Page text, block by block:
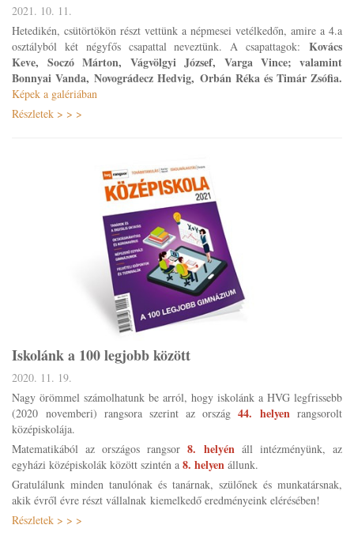
2021. 10. 11.
Hetedikén, csütörtökön részt vettünk a népmesei vetélkedőn, amire a 4.a
osztályból két négyfős csapattal neveztünk. A csapattagok: Kovács
Keve, Soczó Márton, Vágvölgyi József, Varga Vince; valamint
Bonnyai Vanda, Novográdecz Hedvig, Orbán Réka és Timár Zsófia.
Képek a galériában
Részletek > > >
Iskolánk a 100 legjobb között
2020. 11. 19.
Nagy örömmel számolhatunk be arról, hogy iskolánk a HVG legfrissebb
(2020 novemberi) rangsora szerint az ország 44. helyen rangsorolt
középiskolája.
Matematikából az országos rangsor 8. helyén áll intézményünk, az
egyházi középiskolák között szintén a 8. helyen állunk.
Gratulálunk minden tanulónak és tanárnak, szülőnek és munkatársnak,
akik évről évre részt vállalnak kiemelkedő eredményeink elérésében!
Részletek > > >